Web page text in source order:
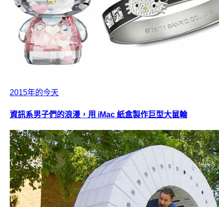
2015年的今天
資訊系男子們的浪漫，用 iMac 紙盒製作巨型大鼠輪